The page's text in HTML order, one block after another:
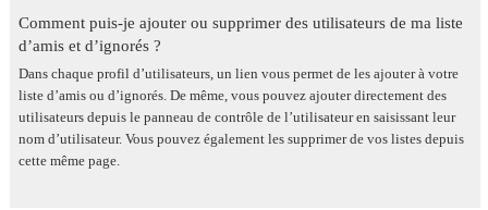
Comment puis-je ajouter ou supprimer des utilisateurs de ma liste
d’amis et d’ignorés ?
Dans chaque profil d’utilisateurs, un lien vous permet de les ajouter à votre
liste d’amis ou d’ignorés. De même, vous pouvez ajouter directement des
utilisateurs depuis le panneau de contrôle de l’utilisateur en saisissant leur
nom d’utilisateur. Vous pouvez également les supprimer de vos listes depuis
cette même page.